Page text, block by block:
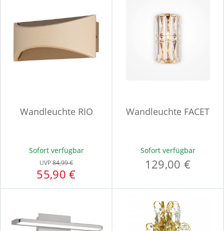
Wandleuchte RIO
Sofort verfügbar
UVP84,99 €
55,90 €
Wandleuchte FACET
Sofort verfügbar
129,00 €